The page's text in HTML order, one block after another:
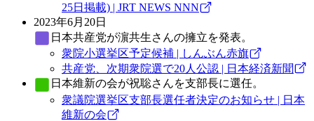
25日掲載) | JRT NEWS NNN
2023年6月20日
日本共産党が濵共生さんの擁立を発表。
衆院小選挙区予定候補 | しんぶん赤旗
共産党、次期衆院選で20人公認 | 日本経済新聞
日本維新の会が祝聡さんを支部長に選任。
衆議院選挙区支部長選任者決定のお知らせ | 日本
維新の会